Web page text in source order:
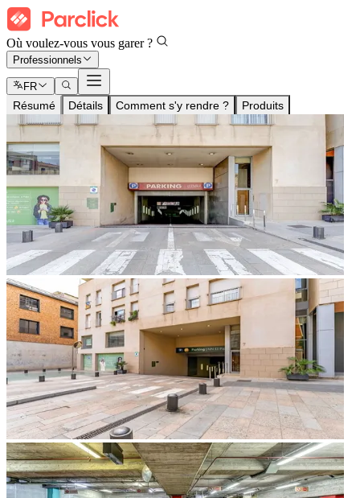
Où voulez-vous vous garer ?
Professionnels
FR
Résumé Détails Comment s'y rendre ? Produits